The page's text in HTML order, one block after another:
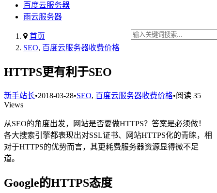
百度云服务器
雨云服务器
首页
SEO, 百度云服务器收费价格
HTTPS更有利于SEO
新手站长•2018-03-28•SEO, 百度云服务器收费价格•阅读 35
Views
从SEO的角度出发，网站是否要做HTTPS？答案是必须做！
各大搜索引擎都表现出对SSL证书、网站HTTPS化的青睐，相
对于HTTPS的优势而言，其更耗费服务器资源显得微不足
道。
Google的HTTPS态度